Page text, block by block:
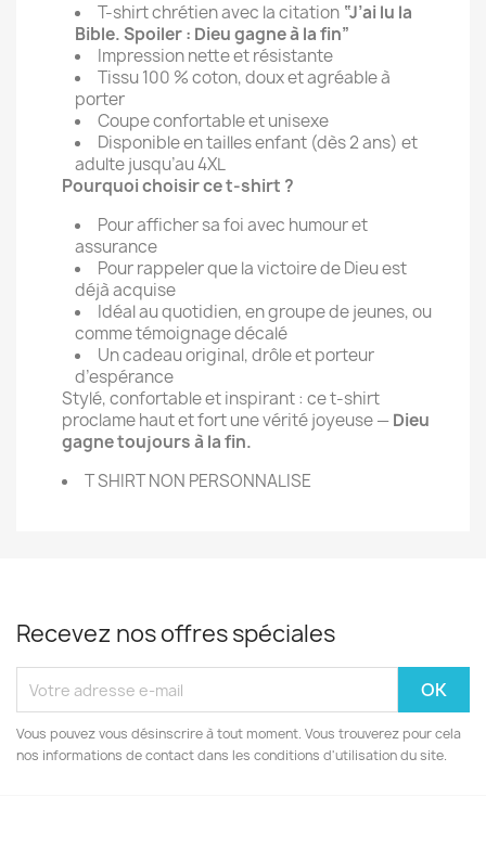
T-shirt chrétien avec la citation “J’ai lu la
Bible. Spoiler : Dieu gagne à la fin”
Impression nette et résistante
Tissu 100 % coton, doux et agréable à
porter
Coupe confortable et unisexe
Disponible en tailles enfant (dès 2 ans) et
adulte jusqu’au 4XL
Pourquoi choisir ce t-shirt ?
Pour afficher sa foi avec humour et
assurance
Pour rappeler que la victoire de Dieu est
déjà acquise
Idéal au quotidien, en groupe de jeunes, ou
comme témoignage décalé
Un cadeau original, drôle et porteur
d’espérance
Stylé, confortable et inspirant : ce t-shirt
proclame haut et fort une vérité joyeuse —Dieu
gagne toujours à la fin.
T SHIRT NON PERSONNALISE
Recevez nos offres spéciales
Vous pouvez vous désinscrire à tout moment. Vous trouverez pour cela
nos informations de contact dans les conditions d'utilisation du site.